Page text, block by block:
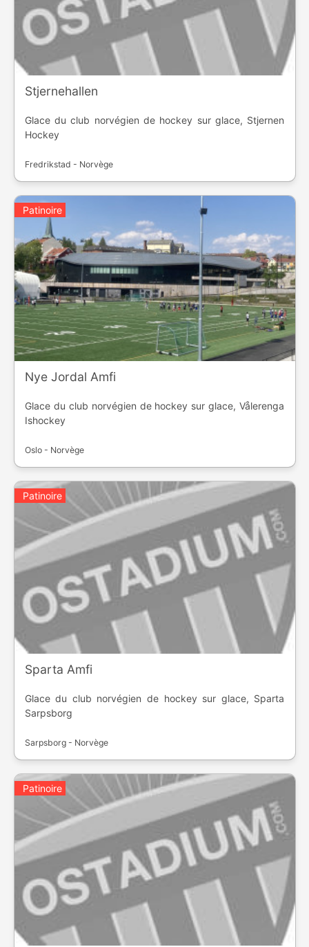
Stjernehallen
Glace du club norvégien de hockey sur glace, Stjernen
Hockey
Fredrikstad - Norvège
Patinoire
Nye Jordal Amfi
Glace du club norvégien de hockey sur glace, Vålerenga
Ishockey
Oslo - Norvège
Patinoire
Sparta Amfi
Glace du club norvégien de hockey sur glace, Sparta
Sarpsborg
Sarpsborg - Norvège
Patinoire